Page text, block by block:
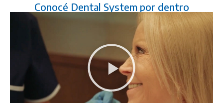
Conocé Dental System por dentro